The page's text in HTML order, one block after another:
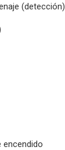
(detección)
encendido